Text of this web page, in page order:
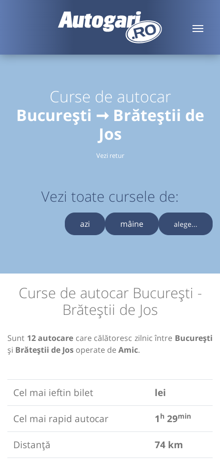
Curse de autocar
București ➞ Brăteștii de
Jos
Vezi retur
Vezi toate cursele de:
azi mâine alege...
Curse de autocar București -
Brăteștii de Jos
Sunt 12 autocare care călătoresc zilnic între București
și Brăteștii de Jos operate de Amic.
Cel mai ieftin bilet
lei
Cel mai rapid autocar
1 h 29min
Distanță
74 km